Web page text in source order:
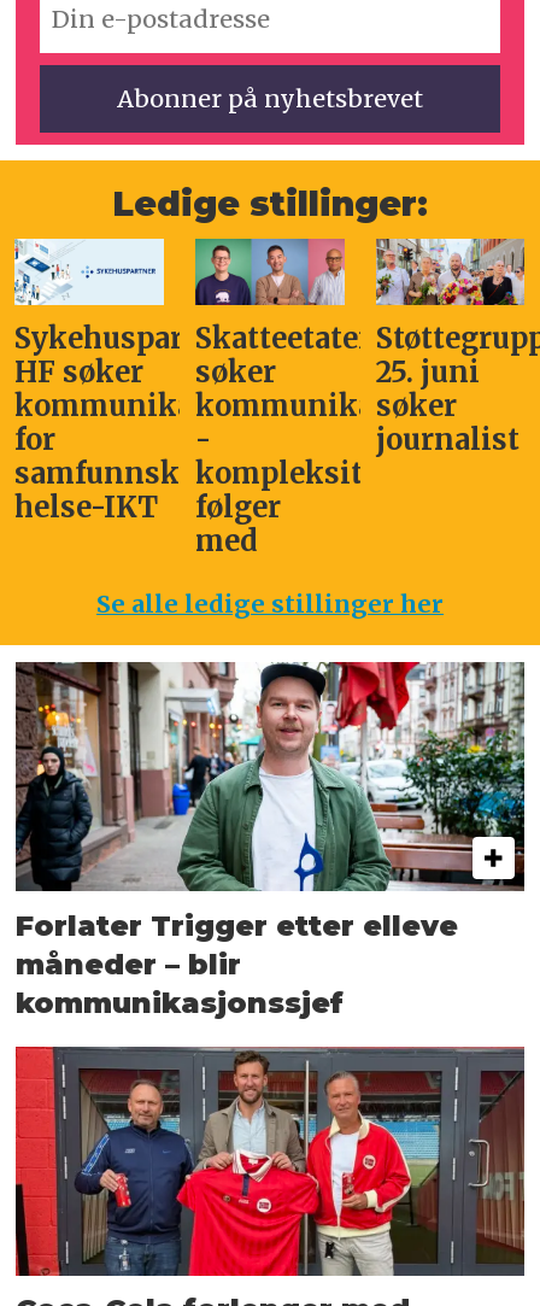
Ledige stillinger:
Sykehuspartner
HF søker
kommunikasjonssjef
for
samfunnskritisk
helse-IKT
Skatteetaten
søker
kommunikasjonsleder
-
kompleksitet
følger
med
25. juni
søker
journalist
Se alle ledige stillinger her
Forlater Trigger etter elleve
måneder – blir
kommunikasjonssjef